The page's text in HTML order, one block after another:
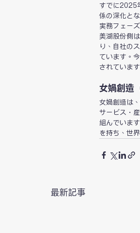
すでに2025
係の深化と
実務フェー
美湖股份側
り、自社の
ています。
されています
女媧創造
女媧創造は
サービス・
組んでいま
を持ち、世
最新記事